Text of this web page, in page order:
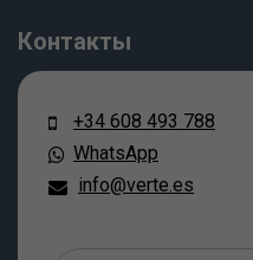
Контакты
+34 608 493 788
WhatsApp
info@verte.es